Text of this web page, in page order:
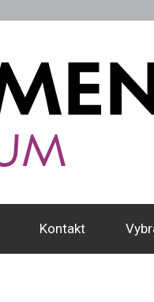
Kontakt